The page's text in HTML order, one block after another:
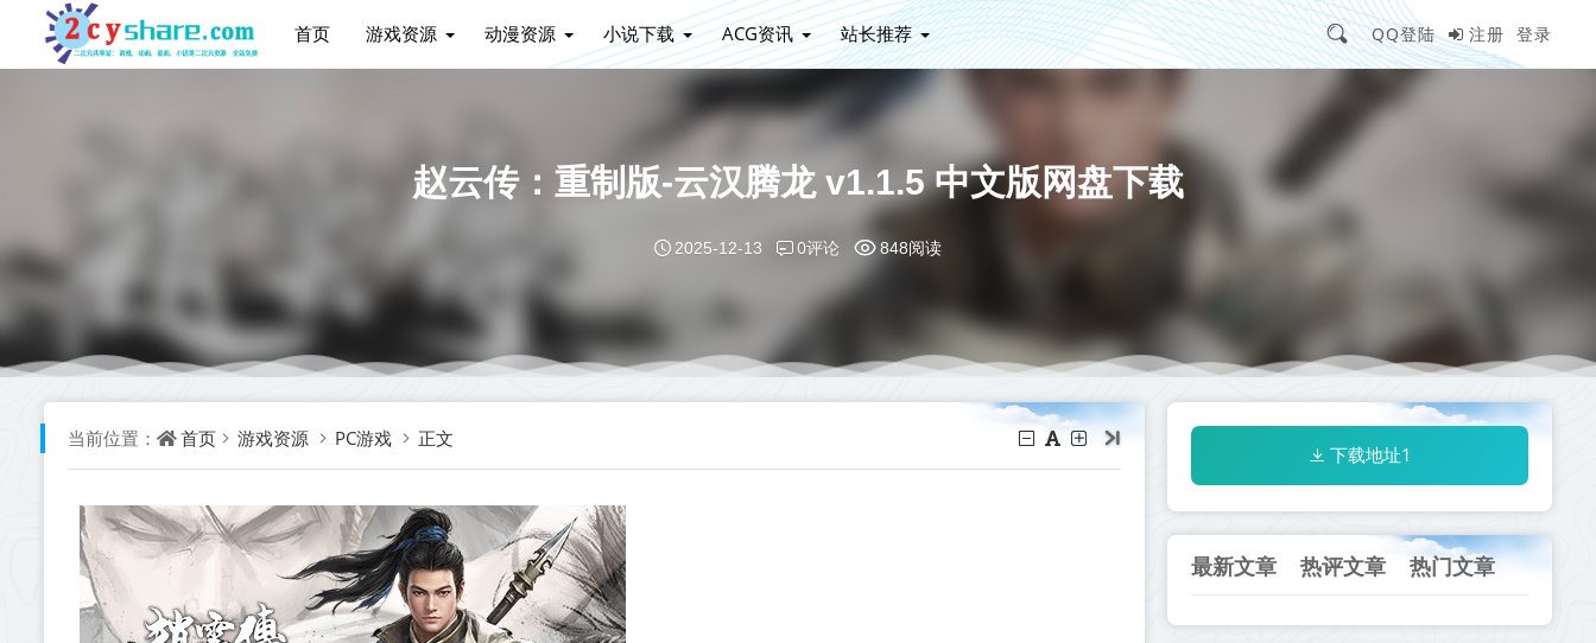
首页 游戏资源 动漫资源 小说下载 ACG资讯 站长推荐 QQ登陆 注册 登录
赵云传：重制版-云汉腾龙 v1.1.5 中文版网盘下载
2025-12-13 0评论 848阅读
当前位置： 首页 游戏资源 PC游戏 正文
下载地址1
最新文章 热评文章 热门文章